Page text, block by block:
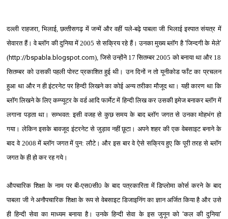
दल्‍ली राहजरा, भिलाई, छत्‍तीसगढ़ में जन्‍में और वहीं पले-बढ़े पाबला जी भिलाई इस्‍पात संयत्र में
सेवारत हैं। वे ब्‍लॉग की दुनिया में 2005 से सक्रिय रहे हैं। उनका मुख्‍य ब्‍लॉग है‘जिन्‍दगी के मेले’
(http://bspabla.blogspot.com), जिसे उन्‍होंने 17 सितम्‍बर 2005 को बनाया था और 18
सितम्‍बर को उसकी पहली पोस्‍ट प्रकाशित हुई थी। उन दिनों न तो यूनीकोड फाँट का प्रचलन
हुआ था और न ही इंटरनेट पर हिन्‍दी लिखने का कोई अन्‍य तरीका मौजूद था। यही कारण था कि
ब्‍लॉग लिखने के लिए कम्‍प्‍यूटर के वर्ड आदि फार्मेट में हिन्‍दी लिख कर उसकी इमेज बनाकर ब्‍लॉग में
लगाना पड़ता था। सम्‍भवत: इसी वजह से कुछ समय के बाद ब्‍लॉग जगत से उनका मोहभंग हो
गया। लेकिन इसके बावजूद इंटरनेट से जुड़ाव नहीं छूटा। अपने शहर की एक वेबसाइट बनाने के
बाद वे 2008 में ब्‍लॉग जगत में पुन: लौटे। और इस बार वे ऐसे सक्रिय हुए कि पूरी तरह से ब्‍लॉग
जगत के ही हो कर रह गये।
औपचारिक शिक्षा के नाम पर बी-एस0सी0 के बाद पत्रकारिता में डिप्‍लोमा कोर्स करने के बाद
पाबला जी ने अनौपचारिक शिक्षा के रूप से वेबसाइट डिजाइनिंग का ज्ञान अर्जित किया है और उसे
ही हिन्‍दी सेवा का माध्‍यम बनाया है। उनके हिन्‍दी सेवा के इस जुनून को ‘कल की दुनिया’